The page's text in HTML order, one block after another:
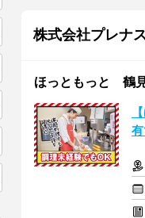
株式会社プレナ
ほっともっと 鶴